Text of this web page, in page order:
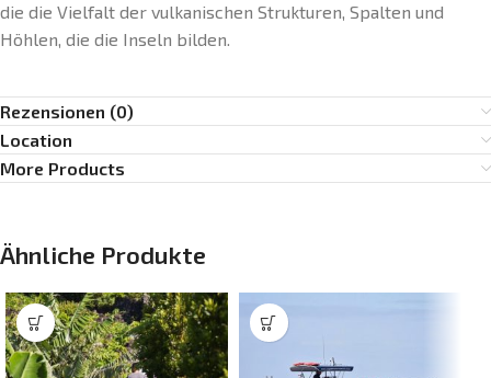
die die Vielfalt der vulkanischen Strukturen, Spalten und
Höhlen, die die Inseln bilden.
Rezensionen (0)
Location
More Products
Ähnliche Produkte